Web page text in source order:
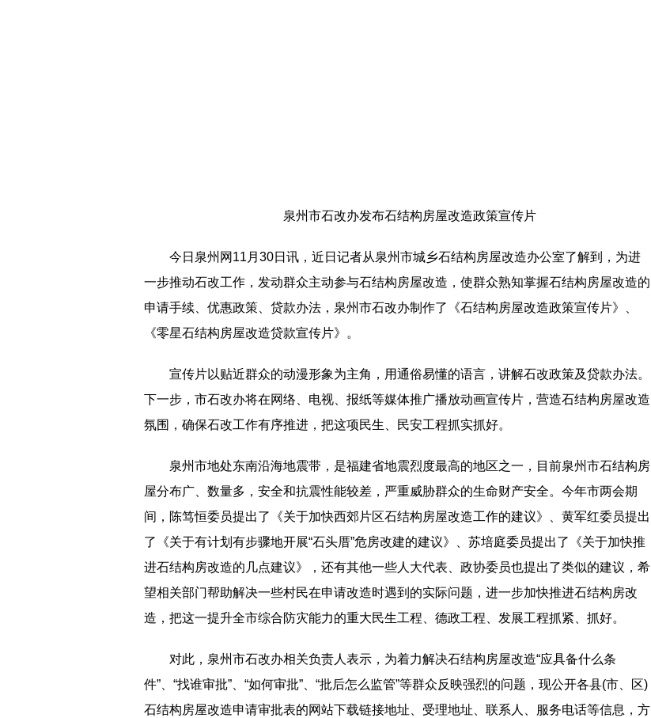
泉州市石改办发布石结构房屋改造政策宣传片
今日泉州网11月30日讯，近日记者从泉州市城乡石结构房屋改造办公室了解到，为进
一步推动石改工作，发动群众主动参与石结构房屋改造，使群众熟知掌握石结构房屋改造的
申请手续、优惠政策、贷款办法，泉州市石改办制作了《石结构房屋改造政策宣传片》、
《零星石结构房屋改造贷款宣传片》。
宣传片以贴近群众的动漫形象为主角，用通俗易懂的语言，讲解石改政策及贷款办法。
下一步，市石改办将在网络、电视、报纸等媒体推广播放动画宣传片，营造石结构房屋改造
氛围，确保石改工作有序推进，把这项民生、民安工程抓实抓好。
泉州市地处东南沿海地震带，是福建省地震烈度最高的地区之一，目前泉州市石结构房
屋分布广、数量多，安全和抗震性能较差，严重威胁群众的生命财产安全。今年市两会期
间，陈笃恒委员提出了《关于加快西郊片区石结构房屋改造工作的建议》、黄军红委员提出
了《关于有计划有步骤地开展“石头厝”危房改建的建议》、苏培庭委员提出了《关于加快推
进石结构房改造的几点建议》，还有其他一些人大代表、政协委员也提出了类似的建议，希
望相关部门帮助解决一些村民在申请改造时遇到的实际问题，进一步加快推进石结构房改
造，把这一提升全市综合防灾能力的重大民生工程、德政工程、发展工程抓紧、抓好。
对此，泉州市石改办相关负责人表示，为着力解决石结构房屋改造“应具备什么条
件”、“找谁审批”、“如何审批”、“批后怎么监管”等群众反映强烈的问题，现公开各县(市、区)
石结构房屋改造申请审批表的网站下载链接地址、受理地址、联系人、服务电话等信息，方